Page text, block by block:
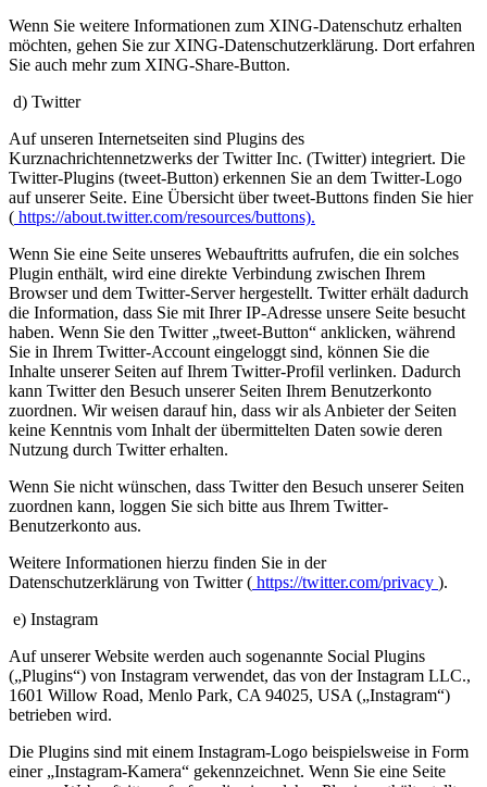
Wenn Sie weitere Informationen zum XING-Datenschutz erhalten
möchten, gehen Sie zur XING-Datenschutzerklärung. Dort erfahren
Sie auch mehr zum XING-Share-Button.
d) Twitter
Auf unseren Internetseiten sind Plugins des
Kurznachrichtennetzwerks der Twitter Inc. (Twitter) integriert. Die
Twitter-Plugins (tweet-Button) erkennen Sie an dem Twitter-Logo
auf unserer Seite. Eine Übersicht über tweet-Buttons finden Sie hier
( https://about.twitter.com/resources/buttons).
Wenn Sie eine Seite unseres Webauftritts aufrufen, die ein solches
Plugin enthält, wird eine direkte Verbindung zwischen Ihrem
Browser und dem Twitter-Server hergestellt. Twitter erhält dadurch
die Information, dass Sie mit Ihrer IP-Adresse unsere Seite besucht
haben. Wenn Sie den Twitter „tweet-Button“ anklicken, während
Sie in Ihrem Twitter-Account eingeloggt sind, können Sie die
Inhalte unserer Seiten auf Ihrem Twitter-Profil verlinken. Dadurch
kann Twitter den Besuch unserer Seiten Ihrem Benutzerkonto
zuordnen. Wir weisen darauf hin, dass wir als Anbieter der Seiten
keine Kenntnis vom Inhalt der übermittelten Daten sowie deren
Nutzung durch Twitter erhalten.
Wenn Sie nicht wünschen, dass Twitter den Besuch unserer Seiten
zuordnen kann, loggen Sie sich bitte aus Ihrem Twitter-
Benutzerkonto aus.
Weitere Informationen hierzu finden Sie in der
Datenschutzerklärung von Twitter ( https://twitter.com/privacy ).
e) Instagram
Auf unserer Website werden auch sogenannte Social Plugins
(„Plugins“) von Instagram verwendet, das von der Instagram LLC.,
1601 Willow Road, Menlo Park, CA 94025, USA („Instagram“)
betrieben wird.
Die Plugins sind mit einem Instagram-Logo beispielsweise in Form
einer „Instagram-Kamera“ gekennzeichnet. Wenn Sie eine Seite